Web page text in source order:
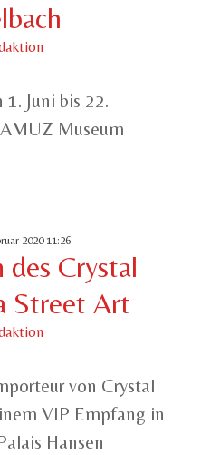
Juni bis 22.
Museum
2020 11:26
des Crystal
Street Art
von Crystal
VIP Empfang in
Hansen